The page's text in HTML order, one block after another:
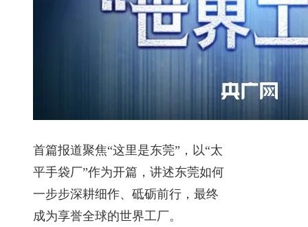
首篇报道聚焦“这里是东莞”，以“太
平手袋厂”作为开篇，讲述东莞如何
一步步深耕细作、砥砺前行，最终
成为享誉全球的世界工厂。